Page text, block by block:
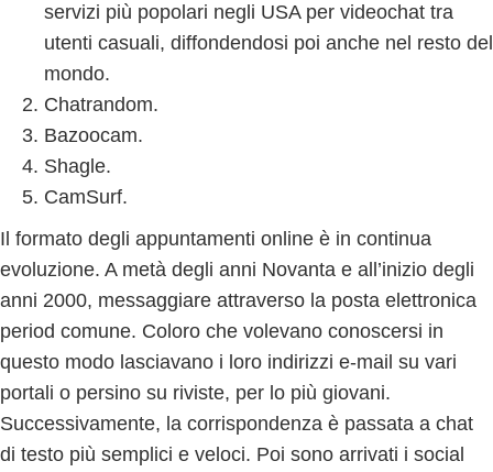
servizi più popolari negli USA per videochat tra
utenti casuali, diffondendosi poi anche nel resto del
mondo.
Chatrandom.
Bazoocam.
Shagle.
CamSurf.
Il formato degli appuntamenti online è in continua
evoluzione. A metà degli anni Novanta e all’inizio degli
anni 2000, messaggiare attraverso la posta elettronica
period comune. Coloro che volevano conoscersi in
questo modo lasciavano i loro indirizzi e-mail su vari
portali o persino su riviste, per lo più giovani.
Successivamente, la corrispondenza è passata a chat
di testo più semplici e veloci. Poi sono arrivati ​​i social